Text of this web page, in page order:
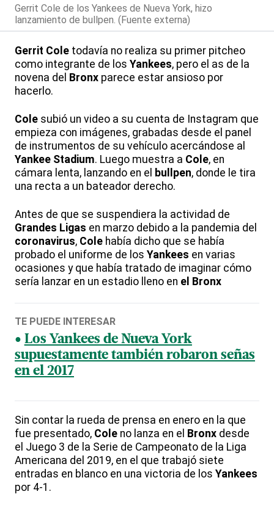
Gerrit Cole de los Yankees de Nueva York, hizo
lanzamiento de bullpen. (Fuente externa)
Gerrit Cole todavía no realiza su primer pitcheo
como integrante de los Yankees, pero el as de la
novena del Bronx parece estar ansioso por
hacerlo.
Cole subió un video a su cuenta de Instagram que
empieza con imágenes, grabadas desde el panel
de instrumentos de su vehículo acercándose al
Yankee Stadium. Luego muestra a Cole, en
cámara lenta, lanzando en el bullpen, donde le tira
una recta a un bateador derecho.
Antes de que se suspendiera la actividad de
Grandes Ligas en marzo debido a la pandemia del
coronavirus, Cole había dicho que se había
probado el uniforme de los Yankees en varias
ocasiones y que había tratado de imaginar cómo
sería lanzar en un estadio lleno en el Bronx
TE PUEDE INTERESAR
Los Yankees de Nueva York
supuestamente también robaron señas
en el 2017
Sin contar la rueda de prensa en enero en la que
fue presentado, Cole no lanza en el Bronx desde
el Juego 3 de la Serie de Campeonato de la Liga
Americana del 2019, en el que trabajó siete
entradas en blanco en una victoria de los Yankees
por 4-1.